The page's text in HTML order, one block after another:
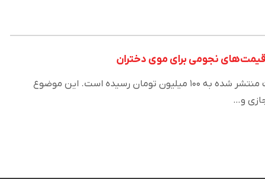
قیمت‌های نجومی برای موی دختران
قیمت فروش مو در برخی از تبلیغات منتشر شده به ۱۰۰ میلیون تومان رسیده است. این موضوع
و…